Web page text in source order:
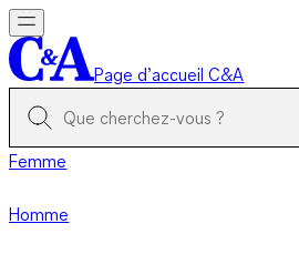
Page d’accueil C&A
Femme
Homme